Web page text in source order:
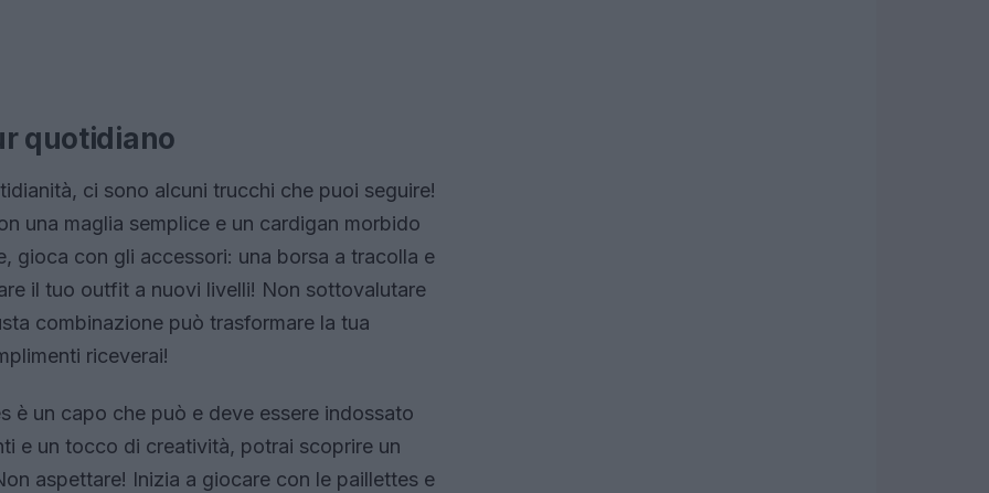
quotidiano
ci sono alcuni trucchi che puoi seguire!
una maglia semplice e un cardigan morbido
gioca con gli accessori: una borsa a tracolla e
il tuo outfit a nuovi livelli! Non sottovalutare
combinazione può trasformare la tua
riceverai!
è un capo che può e deve essere indossato
e un tocco di creatività, potrai scoprire un
aspettare! Inizia a giocare con le paillettes e